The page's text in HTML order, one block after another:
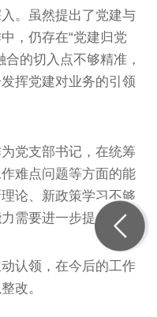
。虽然提出了党建与
，仍存在“党建归党
的切入点不够精准，
挥党建对业务的引领
党支部书记，在统筹
难点问题等方面的能
论、新政策学习不够
需要进一步提升。
认领，在今后的工作
改。